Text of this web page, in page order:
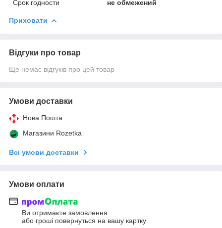
Срок годности
не обмежений
Приховати
Відгуки про товар
Ще немає відгуків про цей товар
Умови доставки
Нова Пошта
Магазини Rozetka
Всі умови доставки
Умови оплати
Ви отримаєте замовлення
або гроші повернуться на вашу картку